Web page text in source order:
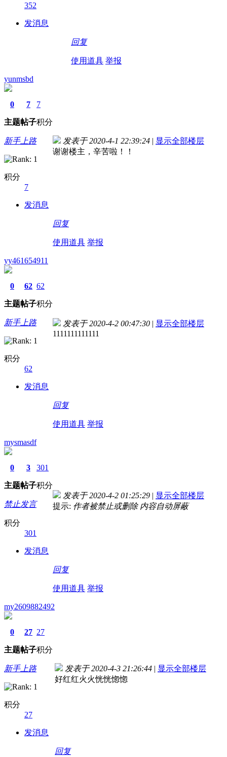
352
发消息
回复
使用道具 举报
yunmsbd
0
主题
7
帖子
7
积分
新手上路
积分
7
发消息
发表于 2020-4-1 22:39:24 | 显示全部楼层
谢谢楼主，辛苦啦！！
回复
使用道具 举报
yy461654911
0
主题
62
帖子
62
积分
新手上路
积分
62
发消息
发表于 2020-4-2 00:47:30 | 显示全部楼层
1111111111111
回复
使用道具 举报
mysmasdf
0
主题
3
帖子
301
积分
禁止发言
积分
301
发消息
发表于 2020-4-2 01:25:29 | 显示全部楼层
提示: 作者被禁止或删除 内容自动屏蔽
回复
使用道具 举报
my2609882492
0
主题
27
帖子
27
积分
新手上路
积分
27
发消息
发表于 2020-4-3 21:26:44 | 显示全部楼层
好红红火火恍恍惚惚
回复